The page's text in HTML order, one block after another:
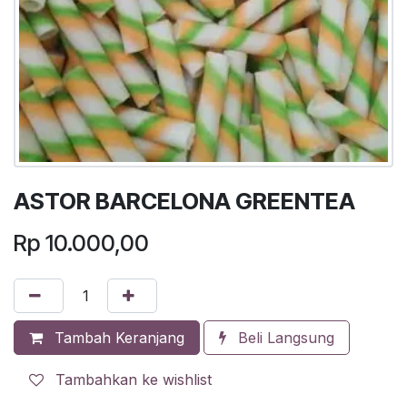
ASTOR BARCELONA GREENTEA
Rp 10.000,00
Tambah Keranjang Beli Langsung
Tambahkan ke wishlist